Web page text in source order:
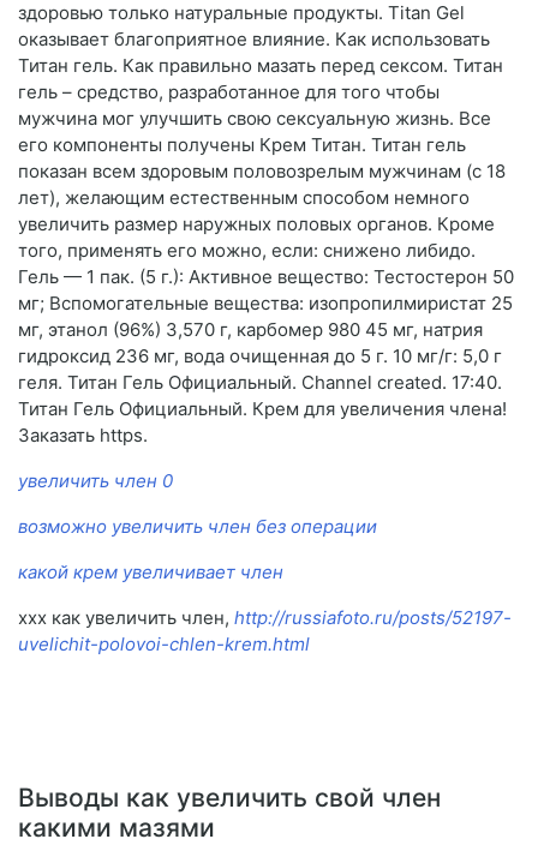
здоровью только натуральные продукты. Titan Gel
оказывает благоприятное влияние. Как использовать
Титан гель. Как правильно мазать перед сексом. Титан
гель – средство, разработанное для того чтобы
мужчина мог улучшить свою сексуальную жизнь. Все
его компоненты получены Крем Титан. Титан гель
показан всем здоровым половозрелым мужчинам (с 18
лет), желающим естественным способом немного
увеличить размер наружных половых органов. Кроме
того, применять его можно, если: снижено либидо.
Гель — 1 пак. (5 г.): Активное вещество: Тестостерон 50
мг; Вспомогательные вещества: изопропилмиристат 25
мг, этанол (96%) 3,570 г, карбомер 980 45 мг, натрия
гидроксид 236 мг, вода очищенная до 5 г. 10 мг/г: 5,0 г
геля. Титан Гель Официальный. Channel created. 17:40.
Титан Гель Официальный. Крем для увеличения члена!
Заказать https.
увеличить член 0
возможно увеличить член без операции
какой крем увеличивает член
xxx как увеличить член, http://russiafoto.ru/posts/52197-
uvelichit-polovoi-chlen-krem.html
Выводы как увеличить свой член
какими мазями